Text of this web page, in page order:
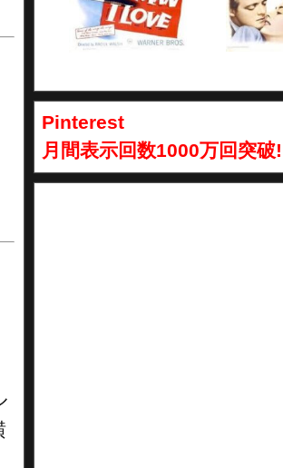
Pinterest
月間表示回数1000万回突破